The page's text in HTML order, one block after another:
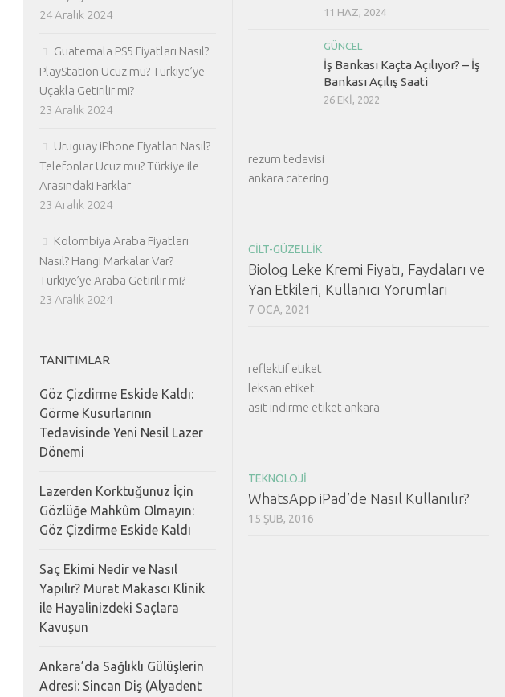
11 HAZ, 2024
GÜNCEL
İş Bankası Kaçta Açılıyor? – İş
Bankası Açılış Saati
26 EKI, 2022
rezum tedavisi
ankara catering
CILT-GÜZELLIK
Biolog Leke Kremi Fiyatı, Faydaları ve
Yan Etkileri, Kullanıcı Yorumları
7 OCA, 2021
reflektif etiket
leksan etiket
asit indirme etiket ankara
TEKNOLOJI
WhatsApp iPad’de Nasıl Kullanılır?
15 ŞUB, 2016
24 Aralık 2024
Guatemala PS5 Fiyatları Nasıl?
PlayStation Ucuz mu? Türkiye’ye
Uçakla Getirilir mi?
23 Aralık 2024
Uruguay iPhone Fiyatları Nasıl?
Telefonlar Ucuz mu? Türkiye ile
Arasındaki Farklar
23 Aralık 2024
Kolombiya Araba Fiyatları
Nasıl? Hangi Markalar Var?
Türkiye’ye Araba Getirilir mi?
23 Aralık 2024
TANITIMLAR
Göz Çizdirme Eskide Kaldı:
Görme Kusurlarının
Tedavisinde Yeni Nesil Lazer
Dönemi
Lazerden Korktuğunuz İçin
Gözlüğe Mahkûm Olmayın:
Göz Çizdirme Eskide Kaldı
Saç Ekimi Nedir ve Nasıl
Yapılır? Murat Makascı Klinik
ile Hayalinizdeki Saçlara
Kavuşun
Ankara’da Sağlıklı Gülüşlerin
Adresi: Sincan Diş (Alyadent